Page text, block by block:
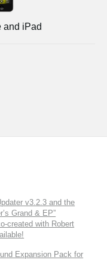
and iPad
v3.2.3 and the
Grand & EP”
created with Robert
Expansion Pack for